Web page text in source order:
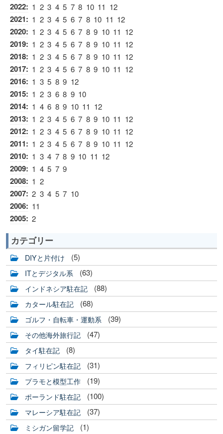
2022: 1 2 3 4 5 7 8 10 11 12
2021: 1 2 3 4 5 6 7 8 10 11 12
2020: 1 2 3 4 5 6 7 8 9 10 11 12
2019: 1 2 3 4 5 6 7 8 9 10 11 12
2018: 1 2 3 4 5 6 7 8 9 10 11 12
2017: 1 2 3 4 5 6 7 8 9 10 11 12
2016: 1 3 5 8 9 12
2015: 1 2 3 6 8 9 10
2014: 1 4 6 8 9 10 11 12
2013: 1 2 3 4 5 6 7 8 9 10 11 12
2012: 1 2 3 4 5 6 7 8 9 10 11 12
2011: 1 2 3 4 5 6 7 8 9 10 11 12
2010: 1 3 4 7 8 9 10 11 12
2009: 1 4 5 7 9
2008: 1 2
2007: 2 3 4 5 7 10
2006: 11
2005: 2
カテゴリー
DIYと片付け (5)
ITとデジタル系 (63)
インドネシア駐在記 (88)
カタール駐在記 (68)
ゴルフ・自転車・運動系 (39)
その他海外旅行記 (47)
タイ駐在記 (8)
フィリピン駐在記 (31)
プラモと模型工作 (19)
ポーランド駐在記 (100)
マレーシア駐在記 (37)
ミシガン留学記 (1)